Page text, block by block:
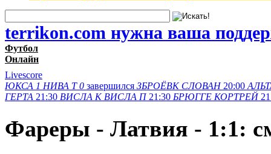
terrikon.com нужна ваша
Футбол
Онлайн
Livescore
ЮКСА 1 НИВА Т 0 завершился ЗБРОЁВК СЛОВАН 20:00
ГЕРТА 21:30 ВИСЛА K ВИСЛА П 21:30 БРЮГГЕ КОРТРЕЙ
Фареры - Латвия - 1:1: